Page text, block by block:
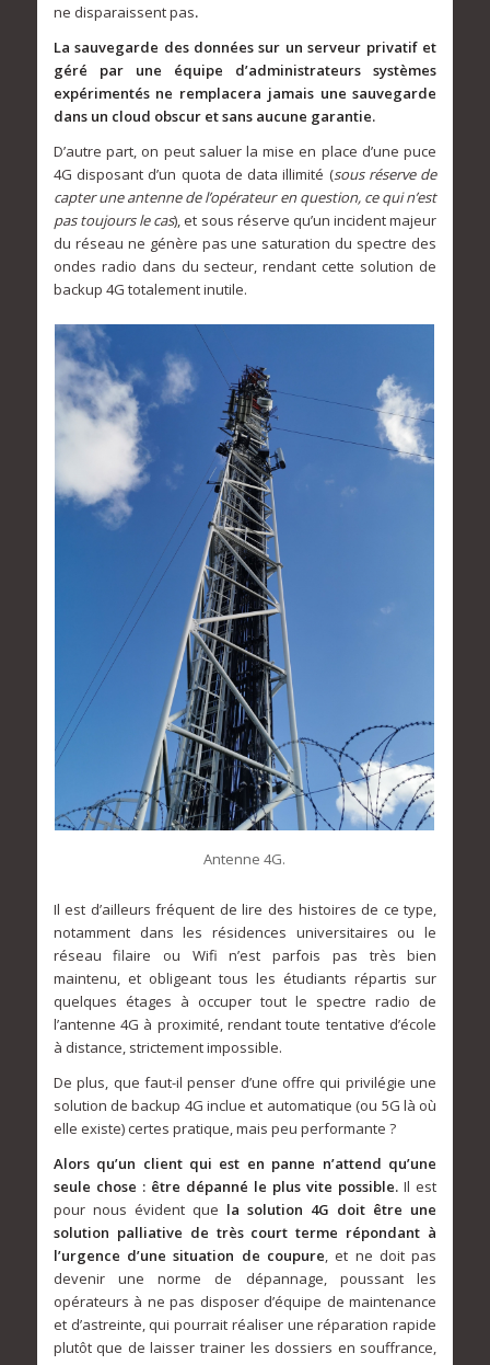
ne disparaissent pas.
La sauvegarde des données sur un serveur privatif et
géré par une équipe d’administrateurs systèmes
expérimentés ne remplacera jamais une sauvegarde
dans un cloud obscur et sans aucune garantie.
D’autre part, on peut saluer la mise en place d’une puce
4G disposant d’un quota de data illimité (sous réserve de
capter une antenne de l’opérateur en question, ce qui n’est
pas toujours le cas), et sous réserve qu’un incident majeur
du réseau ne génère pas une saturation du spectre des
ondes radio dans du secteur, rendant cette solution de
backup 4G totalement inutile.
Antenne 4G.
Il est d’ailleurs fréquent de lire des histoires de ce type,
notamment dans les résidences universitaires ou le
réseau filaire ou Wifi n’est parfois pas très bien
maintenu, et obligeant tous les étudiants répartis sur
quelques étages à occuper tout le spectre radio de
l’antenne 4G à proximité, rendant toute tentative d’école
à distance, strictement impossible.
De plus, que faut-il penser d’une offre qui privilégie une
solution de backup 4G inclue et automatique (ou 5G là où
elle existe) certes pratique, mais peu performante ?
Alors qu’un client qui est en panne n’attend qu’une
seule chose : être dépanné le plus vite possible. Il est
pour nous évident que la solution 4G doit être une
solution palliative de très court terme répondant à
l’urgence d’une situation de coupure, et ne doit pas
devenir une norme de dépannage, poussant les
opérateurs à ne pas disposer d’équipe de maintenance
et d’astreinte, qui pourrait réaliser une réparation rapide
plutôt que de laisser trainer les dossiers en souffrance,